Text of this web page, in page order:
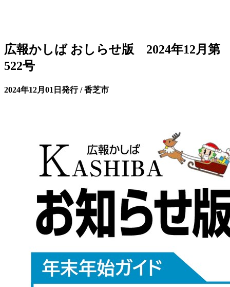
広報かしば おしらせ版 2024年12月第
522号
2024年12月01日発行 / 香芝市